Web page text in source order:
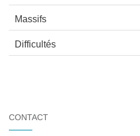
Massifs
Difficultés
CONTACT